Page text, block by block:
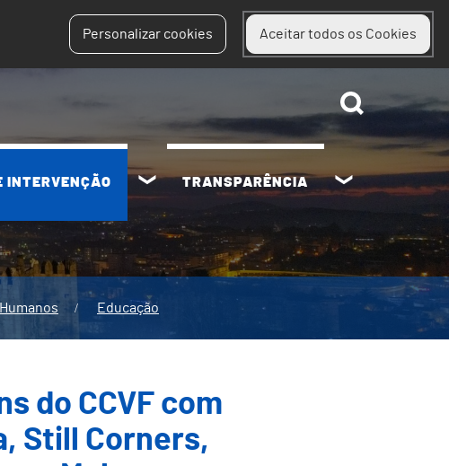
Personalizar cookies Aceitar todos os Cookies
INTERVENÇÃO TRANSPARÊNCIA
Educação
do CCVF com
Still Corners,